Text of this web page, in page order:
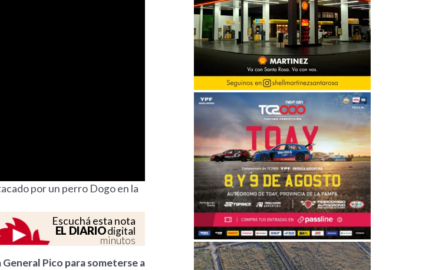
por un perro Dogo en la
Escuchá esta nota
EL DIARIOdigital
minutos
Pico para someterse a